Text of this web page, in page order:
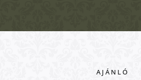
AJÁNLÓ